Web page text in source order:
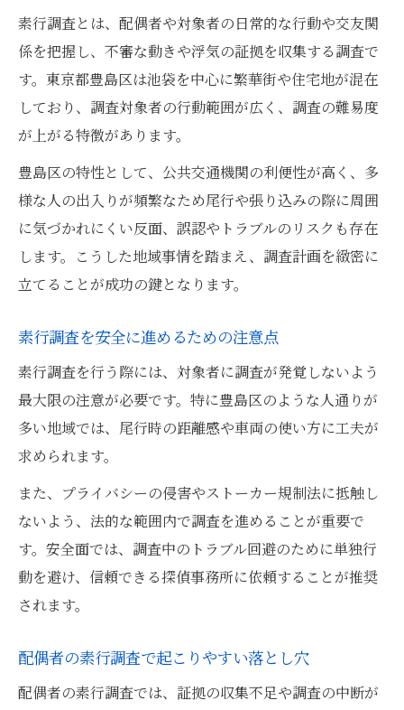
め
行動パターンの変化から素行調査を考える
理由
日常の小さな変化から素行調査をスタート
不安を解消する素行調査の進め方と安心ポイン
素行調査で不安を減らす段取りと確認事項
安心して素行調査を進めるための準備とは
策
調査の途中で気を付けたい素行調査の注意
点
素行調査の進行中に得られる安心のポイン
ト
探偵による妻の素行調査で得られる証拠の重要
性
探偵の素行調査で集まる証拠の種類と活用
法
素行調査の証拠が法的に有効となる条件
調査報告書と素行調査の信頼性の関係性
素行調査とは、配偶者や対象者の日常的な行動や交友関
係を把握し、不審な動きや浮気の証拠を収集する調査で
す。東京都豊島区は池袋を中心に繁華街や住宅地が混在
しており、調査対象者の行動範囲が広く、調査の難易度
が上がる特徴があります。
豊島区の特性として、公共交通機関の利便性が高く、多
様な人の出入りが頻繁なため尾行や張り込みの際に周囲
に気づかれにくい反面、誤認やトラブルのリスクも存在
します。こうした地域事情を踏まえ、調査計画を緻密に
立てることが成功の鍵となります。
素行調査を安全に進めるための注意点
素行調査を行う際には、対象者に調査が発覚しないよう
最大限の注意が必要です。特に豊島区のような人通りが
多い地域では、尾行時の距離感や車両の使い方に工夫が
求められます。
また、プライバシーの侵害やストーカー規制法に抵触し
ないよう、法的な範囲内で調査を進めることが重要で
す。安全面では、調査中のトラブル回避のために単独行
動を避け、信頼できる探偵事務所に依頼することが推奨
されます。
配偶者の素行調査で起こりやすい落とし穴
配偶者の素行調査では、証拠の収集不足や調査の中断が